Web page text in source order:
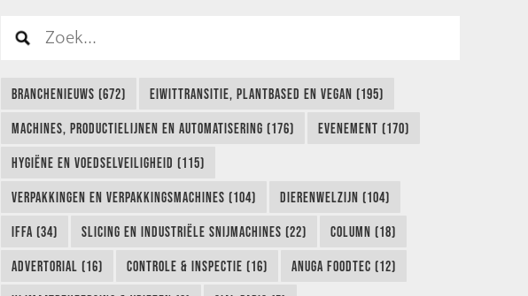
BRANCHENIEUWS (672) EIWITTRANSITIE, PLANTBASED EN VEGAN (195)
MACHINES, PRODUCTIELIJNEN EN AUTOMATISERING (176) EVENEMENT (170)
HYGIËNE EN VOEDSELVEILIGHEID (115)
VERPAKKINGEN EN VERPAKKINGSMACHINES (104) DIERENWELZIJN (104)
IFFA (34) SLICING EN INDUSTRIËLE SNIJMACHINES (22) COLUMN (18)
ADVERTORIAL (16) CONTROLE & INSPECTIE (16) ANUGA FOODTEC (12)